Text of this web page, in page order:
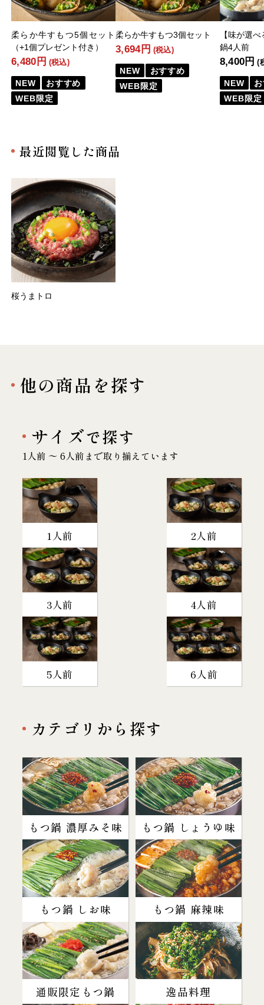
柔らか牛すもつ5個セット
（+1個プレゼント付き）
6,480円 (税込)
NEW
おすすめ
WEB限定
柔らか牛すもつ3個セット
3,694円 (税込)
NEW
おすすめ
WEB限定
【味が選
鍋4人前
8,400円 (
NEW
WEB限定
最近閲覧した商品
桜うまトロ
他の商品を探す
サイズで探す
1人前 〜 6人前まで取り揃えています
1人前 2人前
3人前 4人前
5人前 6人前
カテゴリから探す
もつ鍋 濃厚みそ味 もつ鍋 しょうゆ味
もつ鍋 しお味 もつ鍋 麻辣味
通販限定もつ鍋 逸品料理